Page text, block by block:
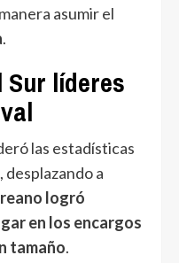
asumir el
.
Sur líderes
las estadísticas
a
logró
en los encargos
tamaño.